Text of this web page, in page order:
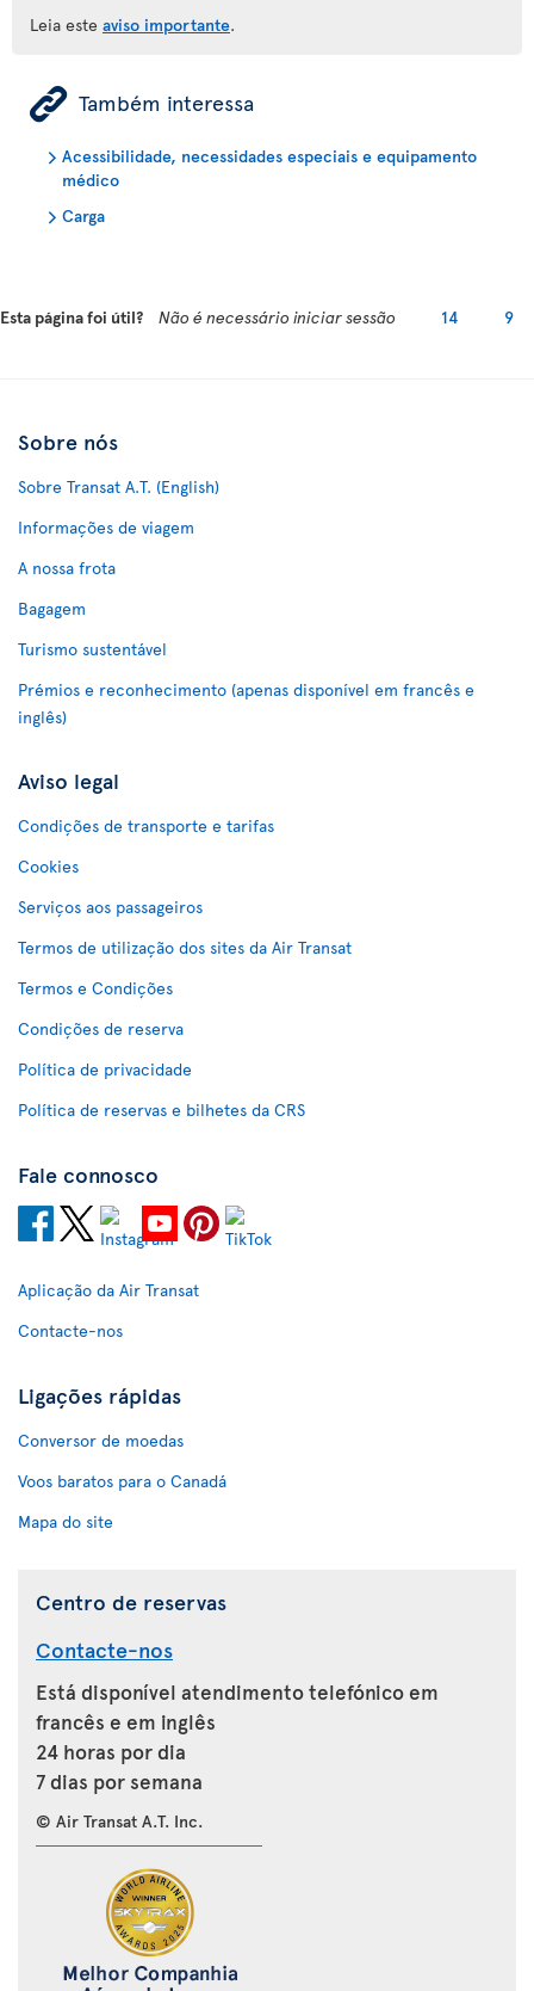
Leia este aviso importante.
ÿ Também interessa
Acessibilidade, necessidades especiais e equipamento
médico
Carga
Esta página foi útil? Não é necessário iniciar sessão 14 9
Sobre nós
Sobre Transat A.T. (English)
Informações de viagem
A nossa frota
Bagagem
Turismo sustentável
Prémios e reconhecimento (apenas disponível em francês e
inglês)
Aviso legal
Condições de transporte e tarifas
Cookies
Serviços aos passageiros
Termos de utilização dos sites da Air Transat
Termos e Condições
Condições de reserva
Política de privacidade
Política de reservas e bilhetes da CRS
Fale connosco
Aplicação da Air Transat
Contacte-nos
Ligações rápidas
Conversor de moedas
Voos baratos para o Canadá
Mapa do site
Centro de reservas
Contacte-nos
Está disponível atendimento telefónico em
francês e em inglês
24 horas por dia
7 dias por semana
© Air Transat A.T. Inc.